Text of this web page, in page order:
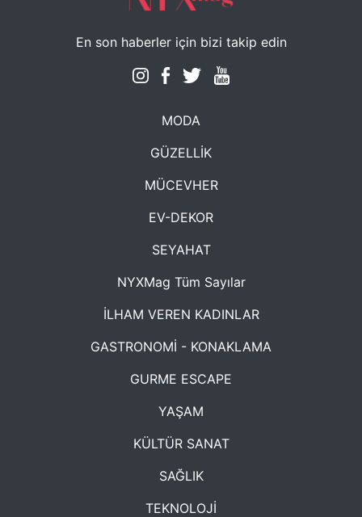
En son haberler için bizi takip edin
MODA
GÜZELLİK
MÜCEVHER
EV-DEKOR
SEYAHAT
NYXMag Tüm Sayılar
İLHAM VEREN KADINLAR
GASTRONOMİ - KONAKLAMA
GURME ESCAPE
YAŞAM
KÜLTÜR SANAT
SAĞLIK
TEKNOLOJİ